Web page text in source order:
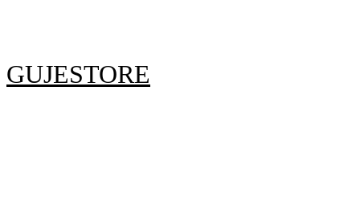
GUJESTORE